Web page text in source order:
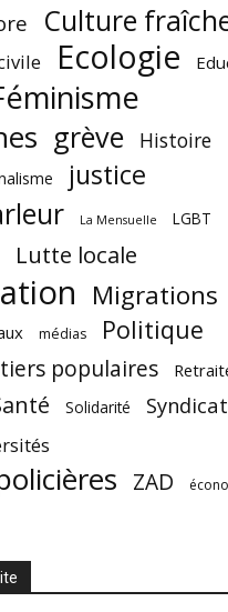
Culture
Ecologie
grève Histoire
justice
La Mensuelle
LGBT
Lutte locale
Migrations
médias Politique
populaires
Solidarité Syndicat
ZAD